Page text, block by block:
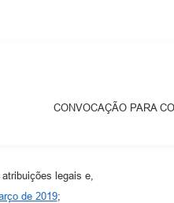
CONVOCAÇÃO PARA
legais e,
de 2019;